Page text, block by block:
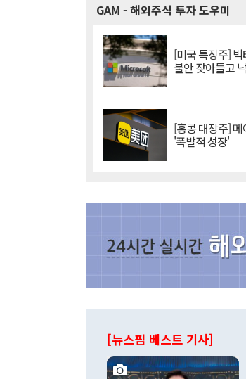
GAM - 해외주식 투자 도우미
[미국 특징주]
불안 잦아들고
[홍콩 대장주]
'폭발적 성장'
[뉴스핌 베스트 기사]